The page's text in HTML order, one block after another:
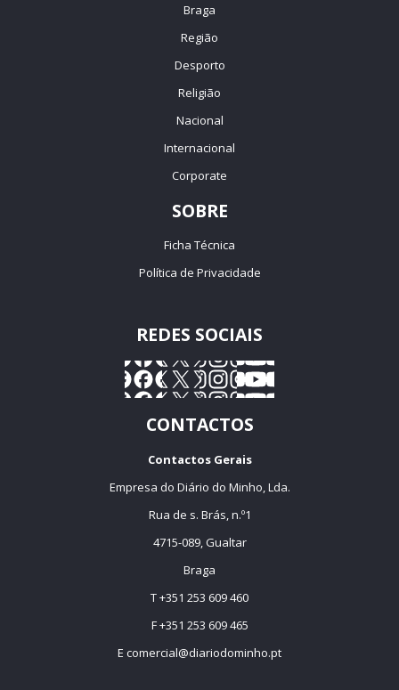
Braga
Região
Desporto
Religião
Nacional
Internacional
Corporate
SOBRE
Ficha Técnica
Política de Privacidade
REDES SOCIAIS
CONTACTOS
Contactos Gerais
Empresa do Diário do Minho, Lda.
Rua de s. Brás, n.º1
4715-089, Gualtar
Braga
T +351 253 609 460
F +351 253 609 465
E comercial@diariodominho.pt